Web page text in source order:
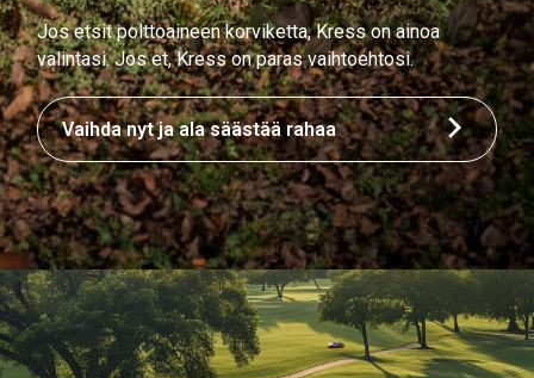
Jos etsit polttoaineen korviketta, Kress on ainoa
valintasi. Jos et, Kress on paras vaihtoehtosi.
Vaihda nyt ja ala säästää rahaa